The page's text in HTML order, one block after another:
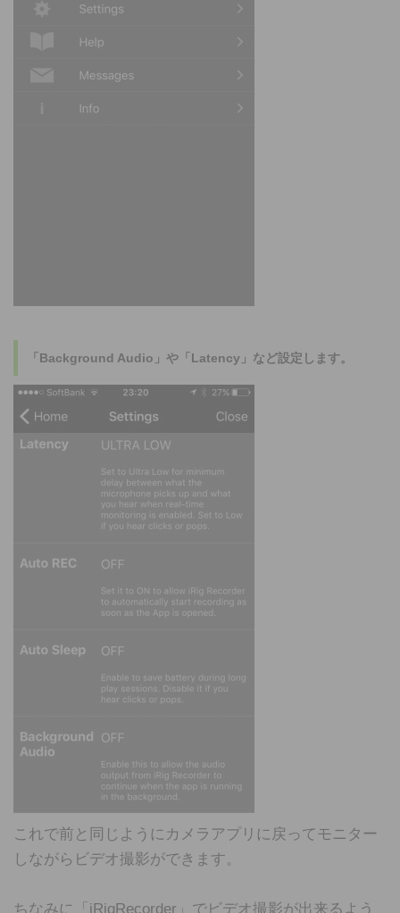
「Background Audio」や「Latency」など設定します。
これで前と同じようにカメラアプリに戻ってモニター
しながらビデオ撮影ができます。
ちなみに「iRigRecorder」でビデオ撮影が出来るよう